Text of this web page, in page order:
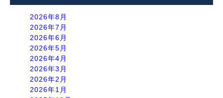
2026年8月
2026年7月
2026年6月
2026年5月
2026年4月
2026年3月
2026年2月
2026年1月